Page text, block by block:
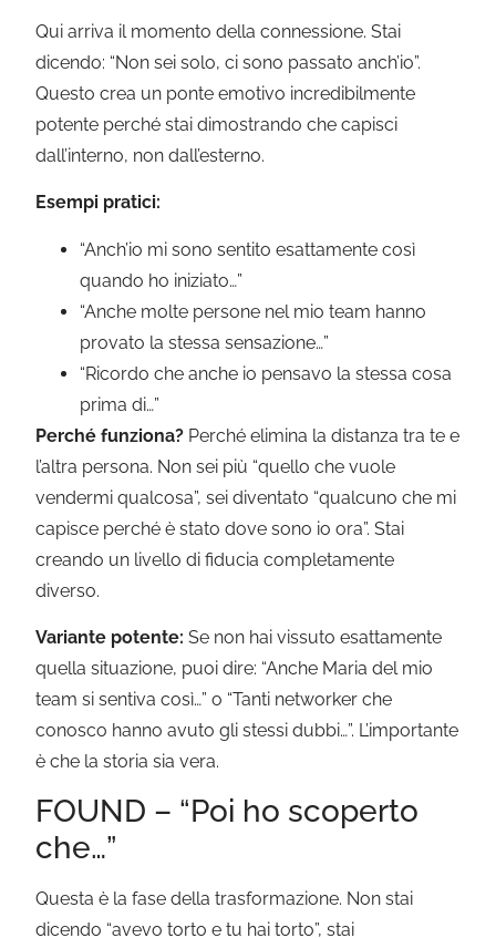
Qui arriva il momento della connessione. Stai
dicendo: “Non sei solo, ci sono passato anch’io”.
Questo crea un ponte emotivo incredibilmente
potente perché stai dimostrando che capisci
dall’interno, non dall’esterno.
Esempi pratici:
“Anch’io mi sono sentito esattamente così
quando ho iniziato…”
“Anche molte persone nel mio team hanno
provato la stessa sensazione…”
“Ricordo che anche io pensavo la stessa cosa
prima di…”
Perché funziona? Perché elimina la distanza tra te e
l’altra persona. Non sei più “quello che vuole
vendermi qualcosa”, sei diventato “qualcuno che mi
capisce perché è stato dove sono io ora”. Stai
creando un livello di fiducia completamente
diverso.
Variante potente: Se non hai vissuto esattamente
quella situazione, puoi dire: “Anche Maria del mio
team si sentiva così…” o “Tanti networker che
conosco hanno avuto gli stessi dubbi…”. L’importante
è che la storia sia vera.
FOUND – “Poi ho scoperto
che…”
Questa è la fase della trasformazione. Non stai
dicendo “avevo torto e tu hai torto”, stai